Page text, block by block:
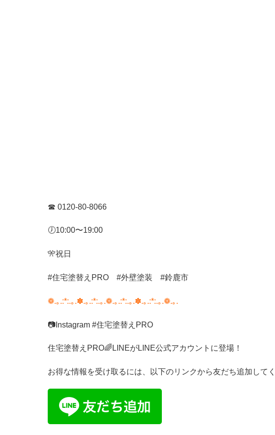
☎︎ 0120-80-8066
🕖10:00〜19:00
🎌祝日
#住宅塗替え PRO #外壁塗装 #鈴鹿市
❁.｡.:*:.｡.✽.｡.:*:.｡.❁.｡.:*:.｡.✽.｡.:*:.｡.❁.｡.
📷 Instagram #住宅塗替え PRO
住宅塗替え PRO🌈 LINEがLINE公式アカウントに登場！
お得な情報を受け取るには、以下のリンクから友だち追加して